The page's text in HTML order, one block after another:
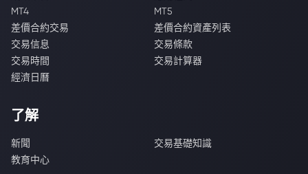
MT4
MT5
差價合約交易
差價合約資產列表
交易信息
交易條款
交易時間
交易計算器
經濟日曆
了解
新聞
交易基礎知識
教育中心